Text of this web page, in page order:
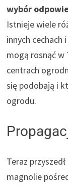
wybór
Istnieje wiele
innych
mogą rosnąć
centrach
się podobają i
ogrodu.
Teraz
magnolie